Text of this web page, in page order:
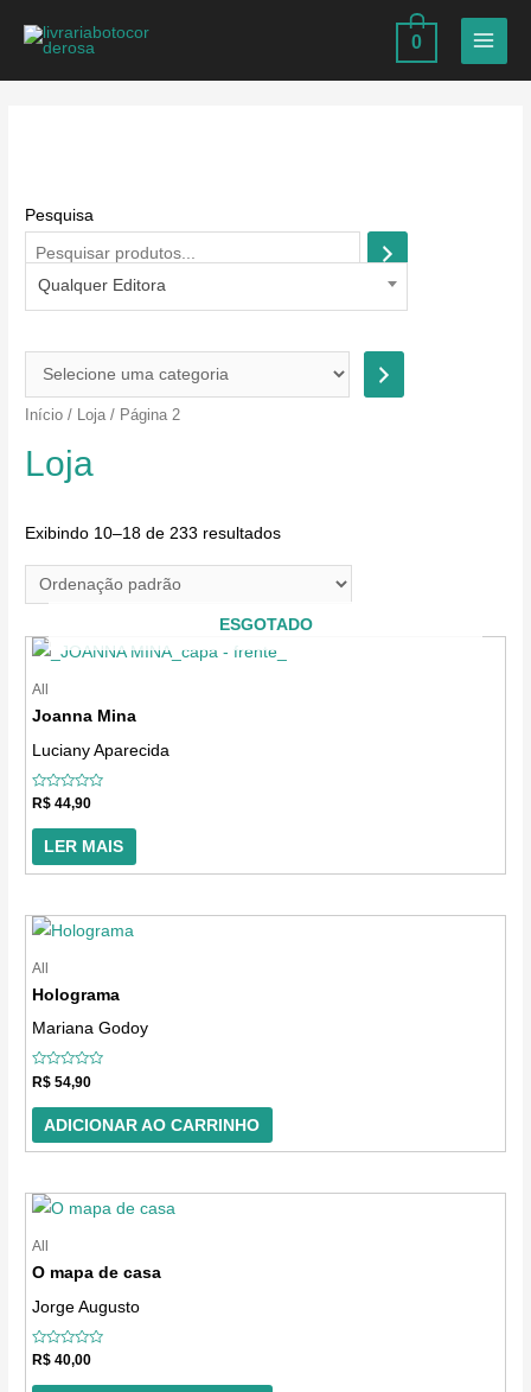
para
0
MAIN
Início / Loja / Página 2
Loja
Exibindo 10–18 de 233 resultados
ESGOTADO
All
Joanna Mina
Luciany Aparecida
Avaliação
0
de
R$ 44,90
LER MAIS
All
Holograma
Mariana Godoy
Avaliação
0
de
R$ 54,90
ADICIONAR AO CARRINHO
All
O mapa de casa
Jorge Augusto
Avaliação
de
R$ 40,00
Pesquisa
Qualquer Editora
e
i
u
m
a
a
g